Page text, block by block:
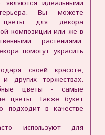
являются идеальными
Вы можете
цветы для декора
композиции или же в
растениями.
помогут украсить
своей красоте,
других торжествах.
цветы - самые
цветы. Также букет
подходит в качестве
используют для